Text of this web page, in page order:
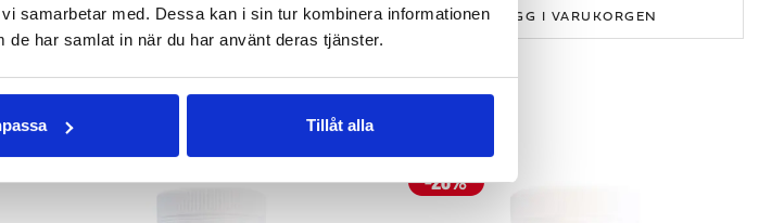
samarbetar med. Dessa kan i sin tur kombinera informationen
har samlat in när du har använt deras tjänster.
Tillåt alla
LÄGG I VARUKORGEN LÄGG I VARUKORGEN